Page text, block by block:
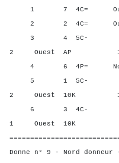
1 7 4C=
2 2 4C=
3 4 5C-
2 Ouest AP
4 6 4P=
5 1 5C-
2 Ouest 10K
6 3 4C-
1 Ouest
Donne n° 9 - Nord